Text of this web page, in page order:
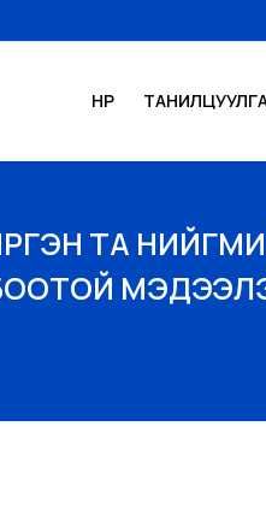
НҮҮР
ТА
МЭДЭЭЛЭЛ,